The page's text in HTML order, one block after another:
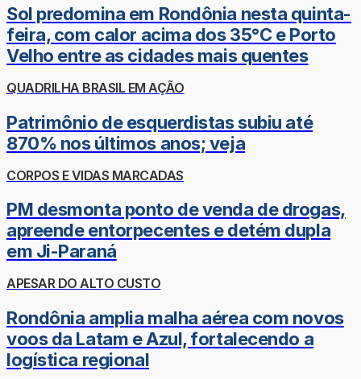
Sol predomina em Rondônia nesta quinta-
feira, com calor acima dos 35°C e Porto
Velho entre as cidades mais quentes
QUADRILHA BRASIL EM AÇÃO
Patrimônio de esquerdistas subiu até
870% nos últimos anos; veja
CORPOS E VIDAS MARCADAS
PM desmonta ponto de venda de drogas,
apreende entorpecentes e detém dupla
em Ji-Paraná
APESAR DO ALTO CUSTO
Rondônia amplia malha aérea com novos
voos da Latam e Azul, fortalecendo a
logística regional